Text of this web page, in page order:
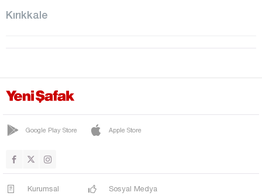
Kırşehir
Kilis
Kütahya
Kırıkkale
Google Play Store Apple Store
Kurumsal Sosyal Medya